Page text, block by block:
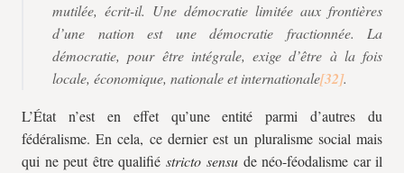
mutilée, écrit-il. Une démocratie limitée aux frontières
d’une nation est une démocratie fractionnée. La
démocratie, pour être intégrale, exige d’être à la fois
locale, économique, nationale et internationale
.
L’État n’est en effet qu’une entité parmi d’autres du
fédéralisme. En cela, ce dernier est un pluralisme social mais
qui ne peut être qualifié stricto sensu de néo-féodalisme car il